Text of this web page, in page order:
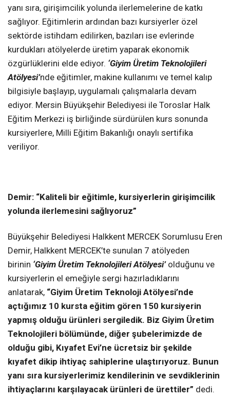
yanı sıra, girişimcilik yolunda ilerlemelerine de katkı
sağlıyor. Eğitimlerin ardından bazı kursiyerler özel
sektörde istihdam edilirken, bazıları ise evlerinde
kurdukları atölyelerde üretim yaparak ekonomik
özgürlüklerini elde ediyor. ‘Giyim Üretim Teknolojileri
Atölyesi’nde eğitimler, makine kullanımı ve temel kalıp
bilgisiyle başlayıp, uygulamalı çalışmalarla devam
ediyor. Mersin Büyükşehir Belediyesi ile Toroslar Halk
Eğitim Merkezi iş birliğinde sürdürülen kurs sonunda
kursiyerlere, Milli Eğitim Bakanlığı onaylı sertifika
veriliyor.
Demir: “Kaliteli bir eğitimle, kursiyerlerin girişimcilik
yolunda ilerlemesini sağlıyoruz”
Büyükşehir Belediyesi Halkkent MERCEK Sorumlusu Eren
Demir, Halkkent MERCEK’te sunulan 7 atölyeden
birinin ‘Giyim Üretim Teknolojileri Atölyesi’olduğunu ve
kursiyerlerin el emeğiyle sergi hazırladıklarını
anlatarak, “Giyim Üretim Teknoloji Atölyesi’nde
açtığımız 10 kursta eğitim gören 150 kursiyerin
yapmış olduğu ürünleri sergiledik. Biz Giyim Üretim
Teknolojileri bölümünde, diğer şubelerimizde de
olduğu gibi, Kıyafet Evi’ne ücretsiz bir şekilde
kıyafet dikip ihtiyaç sahiplerine ulaştırıyoruz. Bunun
yanı sıra kursiyerlerimiz kendilerinin ve sevdiklerinin
ihtiyaçlarını karşılayacak ürünleri de ürettiler” dedi.